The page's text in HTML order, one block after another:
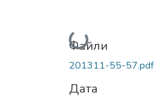
Вантажиться...
Файли
201311-55-57.pdf
Дата